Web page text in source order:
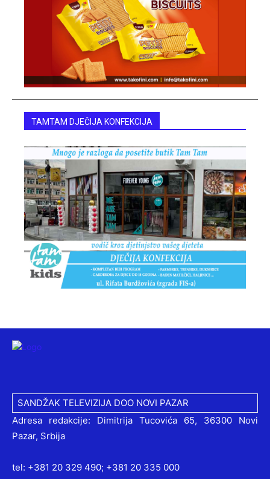
TAMTAM DJEČIJA KONFEKCIJA
SANDŽAK TELEVIZIJA DOO NOVI PAZAR
Adresa redakcije: Dimitrija Tucovića 65, 36300 Novi
Pazar, Srbija
tel: +381 20 329 490; +381 20 335 000